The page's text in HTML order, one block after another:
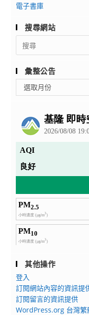
電子書庫
搜尋網站
Search
for:
彙整公告
整
選取月份
其他操作
登入
訂閱網站內容的資訊提
訂閱留言的資訊提供
WordPress.org 台灣繁